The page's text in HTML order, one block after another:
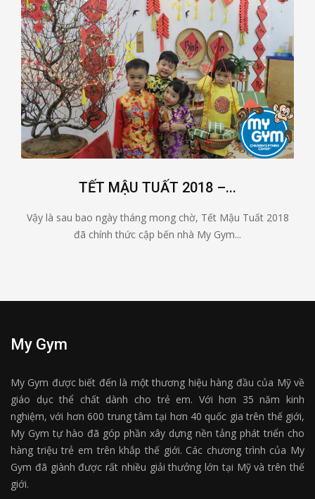
TẾT MẬU TUẤT 2018 –...
Vậy là sau bao ngày tháng mong chờ, Tết Mậu Tuất 2018
đã chính thức cập bến nhà My Gym...
My Gym
My Gym được biết đến là một thương hiệu hàng đầu của Mỹ về
giáo dục thể chất dành cho trẻ em. Với hơn 35 năm kinh
nghiệm, với hơn 600 trung tâm tại hơn 40 quốc gia trên thế giới,
My Gym tự hào đã góp phần xây dựng nền tảng phát triển cho
hàng triệu trẻ em trên khắp thế giới. Các chương trình của My
Gym đã giành được rất nhiều giải thưởng lớn tại Mỹ và trên thế
giới.